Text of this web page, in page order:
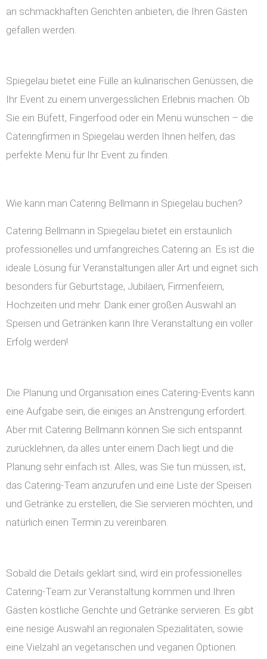
an schmackhaften Gerichten anbieten, die Ihren Gästen
gefallen werden.
Spiegelau bietet eine Fülle an kulinarischen Genüssen, die
Ihr Event zu einem unvergesslichen Erlebnis machen. Ob
Sie ein Büfett, Fingerfood oder ein Menü wünschen – die
Cateringfirmen in Spiegelau werden Ihnen helfen, das
perfekte Menü für Ihr Event zu finden.
Wie kann man Catering Bellmann in Spiegelau buchen?
Catering Bellmann in Spiegelau bietet ein erstaunlich
professionelles und umfangreiches Catering an. Es ist die
ideale Lösung für Veranstaltungen aller Art und eignet sich
besonders für Geburtstage, Jubiläen, Firmenfeiern,
Hochzeiten und mehr. Dank einer großen Auswahl an
Speisen und Getränken kann Ihre Veranstaltung ein voller
Erfolg werden!
Die Planung und Organisation eines Catering-Events kann
eine Aufgabe sein, die einiges an Anstrengung erfordert.
Aber mit Catering Bellmann können Sie sich entspannt
zurücklehnen, da alles unter einem Dach liegt und die
Planung sehr einfach ist. Alles, was Sie tun müssen, ist,
das Catering-Team anzurufen und eine Liste der Speisen
und Getränke zu erstellen, die Sie servieren möchten, und
natürlich einen Termin zu vereinbaren.
Sobald die Details geklärt sind, wird ein professionelles
Catering-Team zur Veranstaltung kommen und Ihren
Gästen köstliche Gerichte und Getränke servieren. Es gibt
eine riesige Auswahl an regionalen Spezialitäten, sowie
eine Vielzahl an vegetarischen und veganen Optionen.